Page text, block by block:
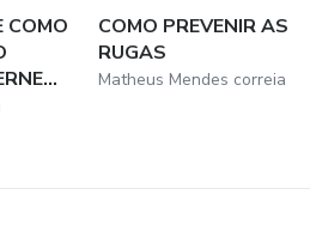
COMO
COMO PREVENIR AS
RUGAS
Matheus Mendes correia